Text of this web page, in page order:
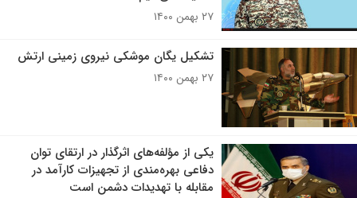
۲۷ بهمن ۱۴۰۰
تشکیل یگان موشکی نیروی زمینی ارتش
۲۷ بهمن ۱۴۰۰
یکی از مؤلفه‌های اثرگذار در ارتقای توان
دفاعی بهره‌مندی از تجهیزات کارآمد در
مقابله با تهدیدات دشمن است